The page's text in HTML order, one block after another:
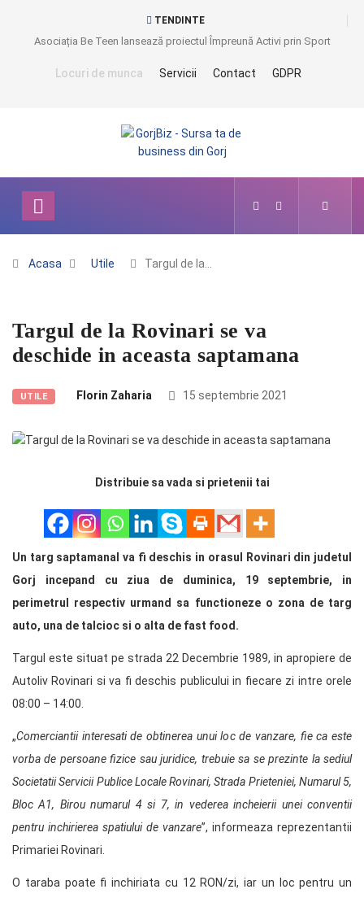
TENDINTE
Asociația Be Teen lansează proiectul Împreună Activi prin Sport
Locuri de munca Servicii Contact GDPR
Acasa Utile Targul de la…
Targul de la Rovinari se va
deschide in aceasta saptamana
UTILE Florin Zaharia 15 septembrie 2021
Distribuie sa vada si prietenii tai
Un targ saptamanal va fi deschis in orasul Rovinari din judetul
Gorj incepand cu ziua de duminica, 19 septembrie, in
perimetrul respectiv urmand sa functioneze o zona de targ
auto, una de talcioc si o alta de fast food.
Targul este situat pe strada 22 Decembrie 1989, in apropiere de
Autoliv Rovinari si va fi deschis publicului in fiecare zi intre orele
08:00 – 14:00.
„Comerciantii interesati de obtinerea unui loc de vanzare, fie ca este
vorba de persoane fizice sau juridice, trebuie sa se prezinte la sediul
Societatii Servicii Publice Locale Rovinari, Strada Prieteniei, Numarul 5,
Bloc A1, Birou numarul 4 si 7, in vederea incheierii unei conventii
pentru inchirierea spatiului de vanzare”, informeaza reprezentantii
Primariei Rovinari.
O taraba poate fi inchiriata cu 12 RON/zi, iar un loc pentru un